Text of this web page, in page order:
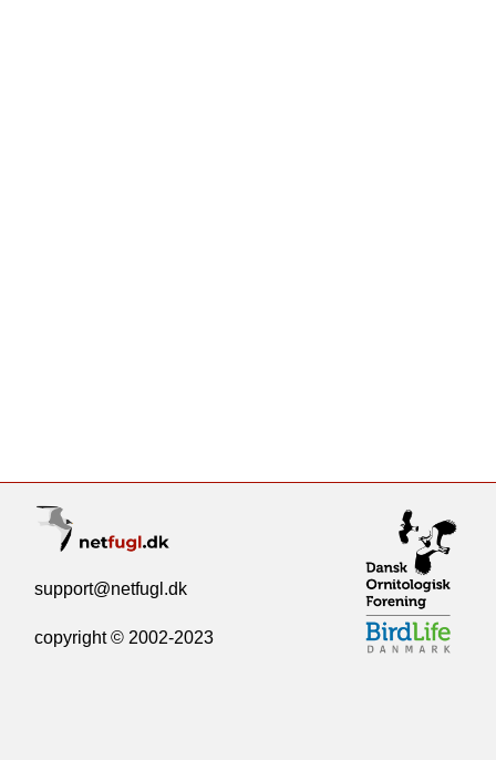
support@netfugl.dk
copyright © 2002-2023